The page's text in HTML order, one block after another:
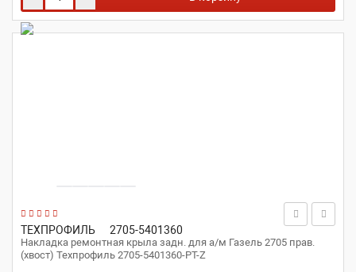
ТЕХПРОФИЛЬ 2705-5401360
Накладка ремонтная крыла задн. для а/м Газель 2705 прав.
(хвост) Техпрофиль 2705-5401360-РТ-Z